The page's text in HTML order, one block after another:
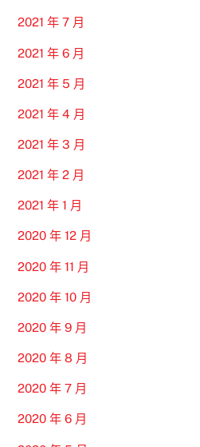
2021 年 7 月
2021 年 6 月
2021 年 5 月
2021 年 4 月
2021 年 3 月
2021 年 2 月
2021 年 1 月
2020 年 12 月
2020 年 11 月
2020 年 10 月
2020 年 9 月
2020 年 8 月
2020 年 7 月
2020 年 6 月